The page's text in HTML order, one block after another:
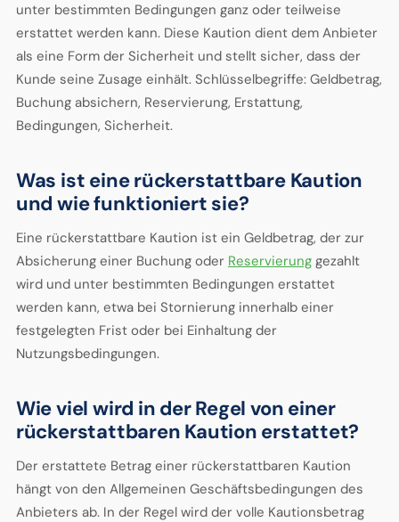
unter bestimmten Bedingungen ganz oder teilweise
erstattet werden kann. Diese Kaution dient dem Anbieter
als eine Form der Sicherheit und stellt sicher, dass der
Kunde seine Zusage einhält. Schlüsselbegriffe: Geldbetrag,
Buchung absichern, Reservierung, Erstattung,
Bedingungen, Sicherheit.
Was ist eine rückerstattbare Kaution
und wie funktioniert sie?
Eine rückerstattbare Kaution ist ein Geldbetrag, der zur
Absicherung einer Buchung oder Reservierunggezahlt
wird und unter bestimmten Bedingungen erstattet
werden kann, etwa bei Stornierung innerhalb einer
festgelegten Frist oder bei Einhaltung der
Nutzungsbedingungen.
Wie viel wird in der Regel von einer
rückerstattbaren Kaution erstattet?
Der erstattete Betrag einer rückerstattbaren Kaution
hängt von den Allgemeinen Geschäftsbedingungen des
Anbieters ab. In der Regel wird der volle Kautionsbetrag